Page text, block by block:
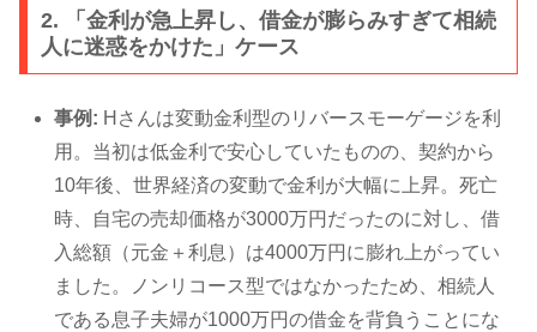
2. 「金利が急上昇し、借金が膨らみすぎて相続
人に迷惑をかけた」ケース
事例: Hさんは変動金利型のリバースモーゲージを利
用。当初は低金利で安心していたものの、契約から
10年後、世界経済の変動で金利が大幅に上昇。死亡
時、自宅の売却価格が3000万円だったのに対し、借
入総額（元金＋利息）は4000万円に膨れ上がってい
ました。ノンリコース型ではなかったため、相続人
である息子夫婦が1000万円の借金を背負うことにな